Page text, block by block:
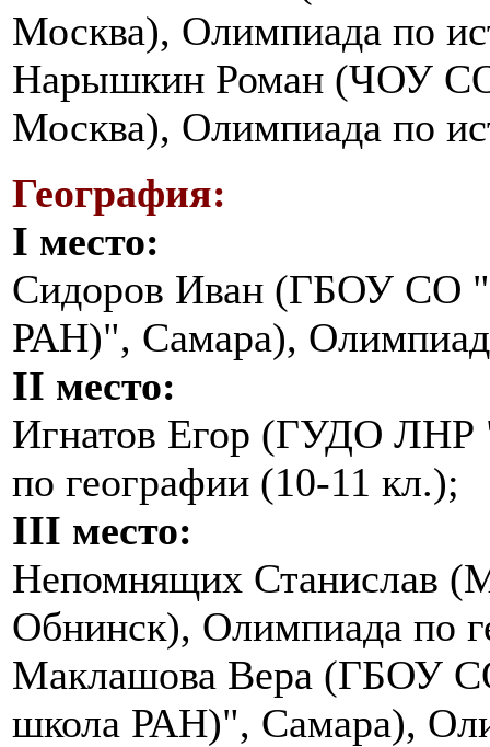
Москва), Олимпиада по
Нарышкин Роман (ЧОУ
Москва), Олимпиада по
География:
I место:
Сидоров Иван (ГБОУ СО
РАН)", Самара),
II место:
Игнатов Егор (ГУДО
по географии (10-11 кл.);
III место:
Непомнящих
Обнинск), Олимпиада по
Маклашова Вера (ГБОУ
школа РАН)", Самара),